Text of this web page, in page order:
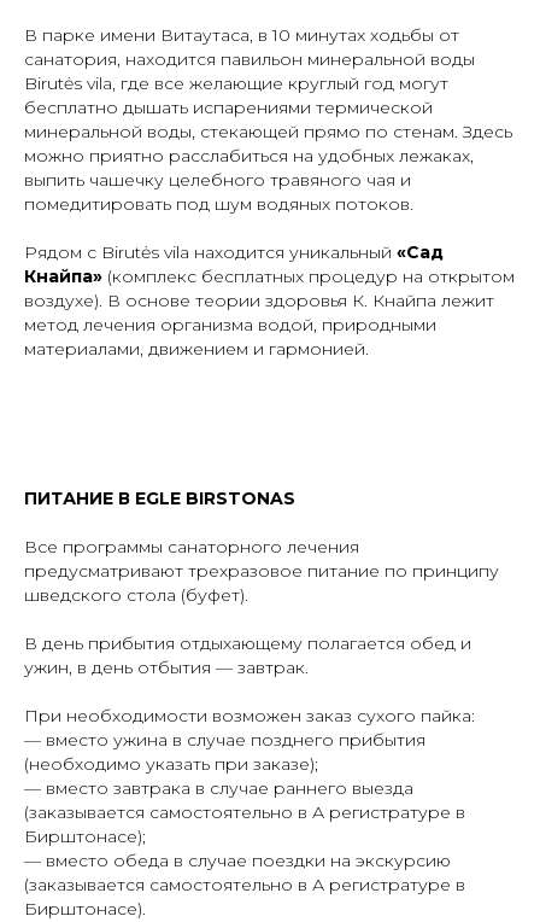
В парке имени Витаутаса, в 10 минутах ходьбы от
санатория, находится павильон минеральной воды
Birutės vila, где все желающие круглый год могут
бесплатно дышать испарениями термической
минеральной воды, стекающей прямо по стенам. Здесь
можно приятно расслабиться на удобных лежаках,
выпить чашечку целебного травяного чая и
помедитировать под шум водяных потоков.
Рядом с Birutės vila находится уникальный «Сад
Кнайпа» (комплекс бесплатных процедур на открытом
воздухе). В основе теории здоровья К. Кнайпа лежит
метод лечения организма водой, природными
материалами, движением и гармонией.
ПИТАНИЕ В EGLE BIRSTONAS
Все программы санаторного лечения
предусматривают трехразовое питание по принципу
шведского стола (буфет).
В день прибытия отдыхающему полагается обед и
ужин, в день отбытия — завтрак.
При необходимости возможен заказ сухого пайка:
— вместо ужина в случае позднего прибытия
(необходимо указать при заказе);
— вместо завтрака в случае раннего выезда
(заказывается самостоятельно в А регистратуре в
Бирштонасе);
— вместо обеда в случае поездки на экскурсию
(заказывается самостоятельно в А регистратуре в
Бирштонасе).